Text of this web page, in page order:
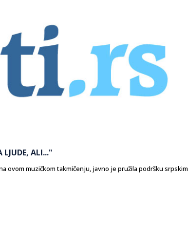
LJUDE, ALI..."
ovom muzičkom takmičenju, javno je pružila podršku srpskim